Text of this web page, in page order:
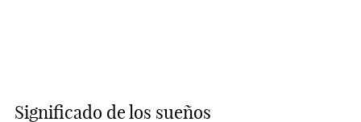
Significado de los sueños